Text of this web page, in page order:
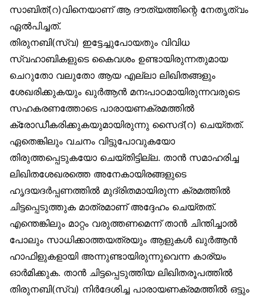
സാബിത്(റ)വിനെയാണ് ആ ദൗത്യത്തിന്റെ നേതൃത്വം
ഏൽപിച്ചത്.
തിരുനബി(സ്വ) ഇട്ടേച്ചുപോയതും വിവിധ
സ്വഹാബികളുടെ കൈവശം ഉണ്ടായിരുന്നതുമായ
ചെറുതോ വലുതോ ആയ എല്ലാ ലിഖിതങ്ങളും
ശേഖരിക്കുകയും ഖുർആൻ മനഃപാഠമായിരുന്നവരുടെ
സഹകരണത്തോടെ പാരായണക്രമത്തിൽ
ക്രോഡീകരിക്കുകയുമായിരുന്നു സൈദ്(റ) ചെയ്തത്.
ഏതെങ്കിലും വചനം വിട്ടുപോവുകയോ
തിരുത്തപ്പെടുകയോ ചെയ്തിട്ടില്ല. താൻ സമാഹരിച്ച
ലിഖിതശേഖരത്തെ അനേകായിരങ്ങളുടെ
ഹൃദയദർപ്പണത്തിൽ മുദ്രിതമായിരുന്ന ക്രമത്തിൽ
ചിട്ടപ്പെടുത്തുക മാത്രമാണ് അദ്ദേഹം ചെയ്തത്.
എന്തെങ്കിലും മാറ്റം വരുത്തണമെന്ന് താൻ ചിന്തിച്ചാൽ
പോലും സാധിക്കാത്തയത്രയും ആളുകൾ ഖുർആൻ
ഹാഫിളുകളായി അന്നുണ്ടായിരുന്നുവെന്ന കാര്യം
ഓർമിക്കുക. താൻ ചിട്ടപ്പെടുത്തിയ ലിഖിതരൂപത്തിൽ
തിരുനബി(സ്വ) നിർദേശിച്ച പാരായണക്രമത്തിൽ ഒട്ടും